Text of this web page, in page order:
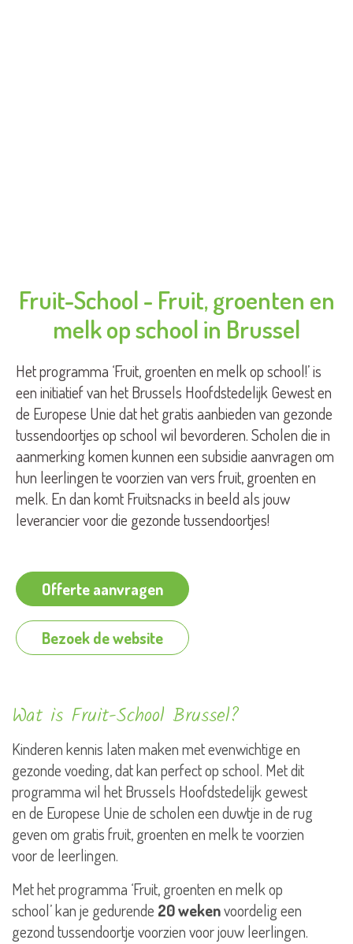
Fruit-School - Fruit, groenten en
melk op school in Brussel
Het programma ‘Fruit, groenten en melk op school!’ is
een initiatief van het Brussels Hoofdstedelijk Gewest en
de Europese Unie dat het gratis aanbieden van gezonde
tussendoortjes op school wil bevorderen. Scholen die in
aanmerking komen kunnen een subsidie aanvragen om
hun leerlingen te voorzien van vers fruit, groenten en
melk. En dan komt Fruitsnacks in beeld als jouw
leverancier voor die gezonde tussendoortjes!
Offerte aanvragen
Bezoek de website
Wat is Fruit-School Brussel?
Kinderen kennis laten maken met evenwichtige en
gezonde voeding, dat kan perfect op school. Met dit
programma wil het Brussels Hoofdstedelijk gewest
en de Europese Unie de scholen een duwtje in de rug
geven om gratis fruit, groenten en melk te voorzien
voor de leerlingen.
Met het programma ‘Fruit, groenten en melk op
school’ kan je gedurende 20 wekenvoordelig een
gezond tussendoortje voorzien voor jouw leerlingen.